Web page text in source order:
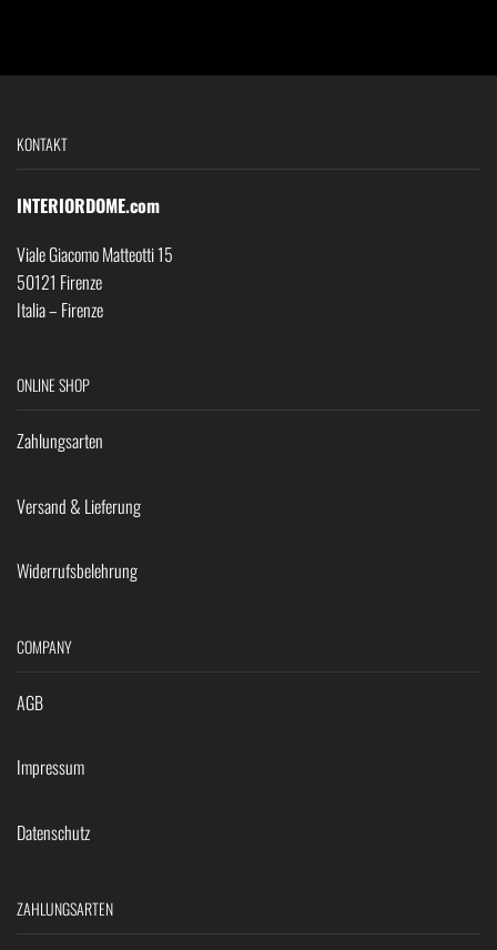
KONTAKT
INTERIORDOME.com
Viale Giacomo Matteotti 15
50121 Firenze
Italia – Firenze
ONLINE SHOP
Zahlungsarten
Versand & Lieferung
Widerrufsbelehrung
COMPANY
AGB
Impressum
Datenschutz
ZAHLUNGSARTEN